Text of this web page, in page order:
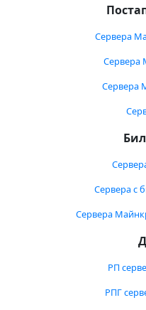
Сервера
Сервера
Сервера
Сервера с
Сервера
РП
РПГ